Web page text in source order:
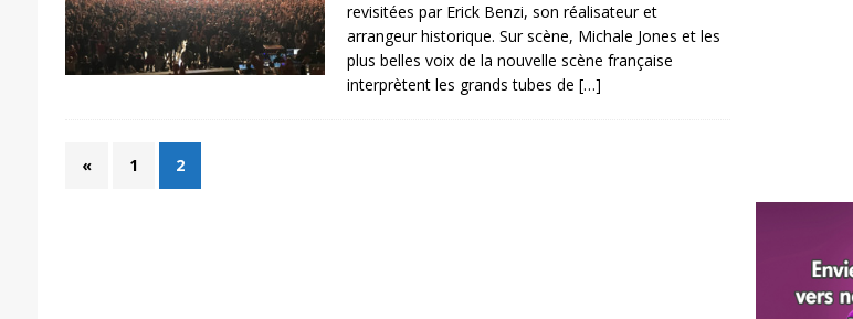
revisitées par Erick Benzi, son réalisateur et
arrangeur historique. Sur scène, Michale Jones et les
plus belles voix de la nouvelle scène française
interprètent les grands tubes de […]
« 1 2